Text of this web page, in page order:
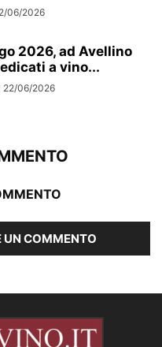
06/2026
2026, ad Avellino
a vino...
22/06/2026
UN COMMENTO